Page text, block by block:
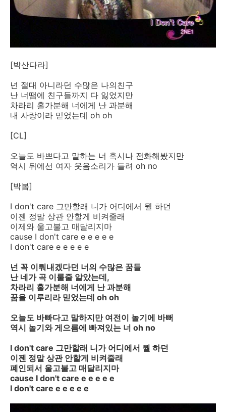
[박산다라]
넌 절대 아니라던 수많은 나의친구
난 너땜에 친구들까지 다 잃었지만
차라리 홀가분해 너에게 난 과분해
내 사랑이라 믿었는데 oh oh
[CL]
오늘도 바쁘다고 말하는 너 혹시나 전화해봤지만
역시 뒤에선 여자 웃음소리가 들려 oh no
[박봄]
I don't care 그만할래 니가 어디에서 뭘 하던
이젠 정말 상관 안할게 비켜줄래
이제와 울고불고 매달리지마
cause I don't care e e e e e
I don't care e e e e e
넌 꼭 이뤄내겠다던 너의 수많은 꿈들
난 네가 곡 이룰줄 알았는데,
차라리 홀가분해 너에게 난 과분해
꿈을 이루리라 믿었는데 oh oh
오늘도 바빠다고 말하지만 여전이 놀기에 바뻐
역시 놀기와 게으름에 빠져있는 너 oh no
I don't care 그만할래 니가 어디에서 뭘 하던
이젠 정말 상관 안할게 비켜줄래
폐인되서 울고불고 매달리지마
cause I don't care e e e e e
I don't care e e e e e